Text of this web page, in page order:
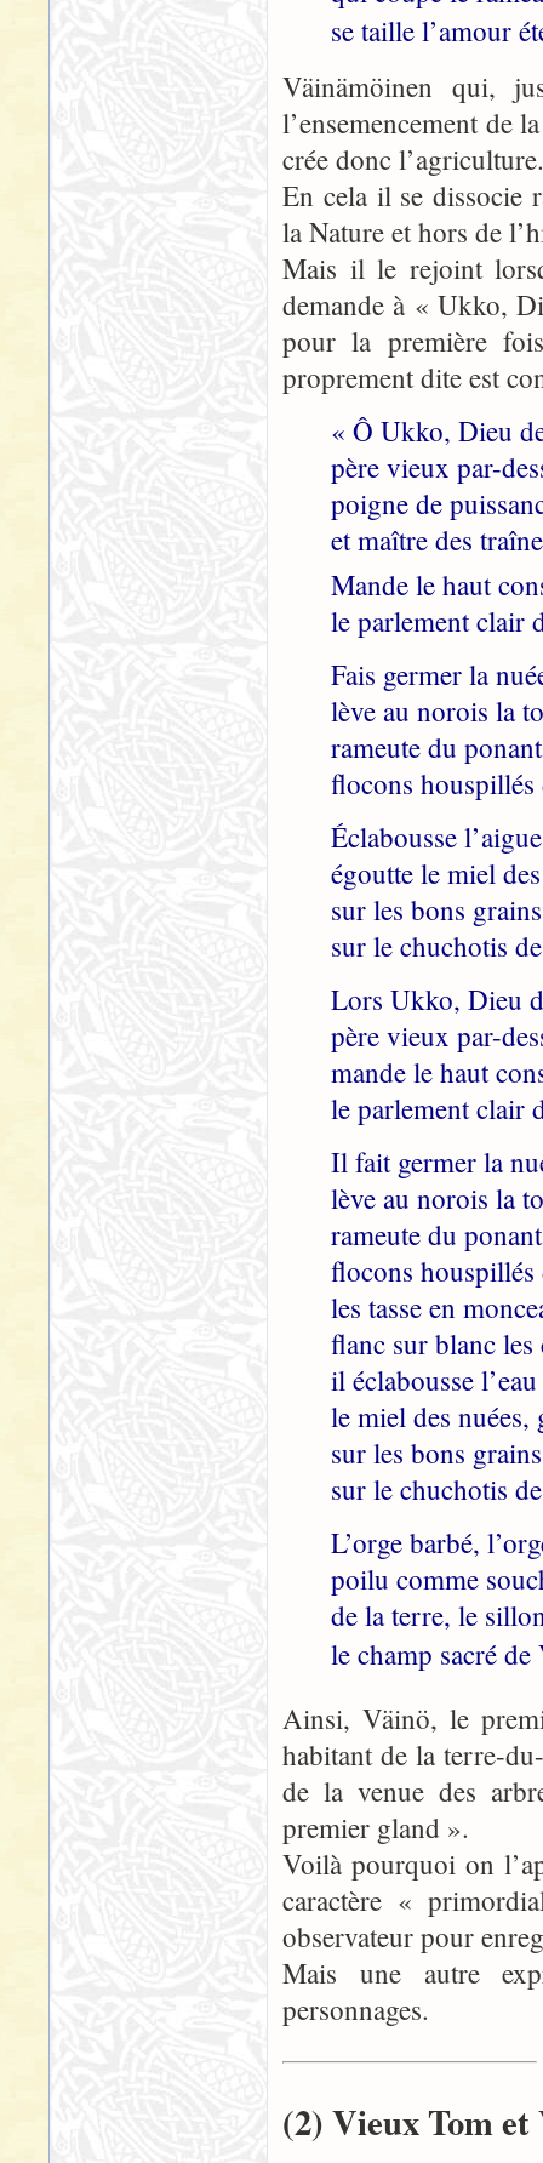
se taille l’amour
Väinämöinen qui,
l’ensemencement de
crée donc l’agriculture.
En cela il se dissocie
la Nature et hors de
Mais il le rejoint
demande à « Ukko,
pour la première
proprement dite est
« Ô Ukko, Dieu
père vieux par-
poigne de
et maître des
Mande le haut
le parlement clair
Fais germer la
lève au norois la
rameute du
flocons
Éclabousse
égoutte le miel
sur les bons
sur le chuchotis
Lors Ukko, Dieu
père vieux par-
mande le haut
le parlement clair
Il fait germer la
lève au norois la
rameute du
flocons
les tasse en
flanc sur blanc les
il éclabousse
le miel des nuées,
sur les bons
sur le chuchotis
L’orge barbé,
poilu comme
de la terre, le
le champ sacré
Ainsi, Väinö, le
habitant de la terre-
de la venue des
premier gland ».
Voilà pourquoi on
caractère «
observateur pour
Mais une autre
personnages.
(2) Vieux Tom